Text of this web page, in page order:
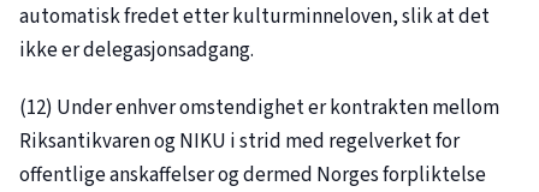
automatisk fredet etter kulturminneloven, slik at det
ikke er delegasjonsadgang.
(12) Under enhver omstendighet er kontrakten mellom
Riksantikvaren og NIKU i strid med regelverket for
offentlige anskaffelser og dermed Norges forpliktelse